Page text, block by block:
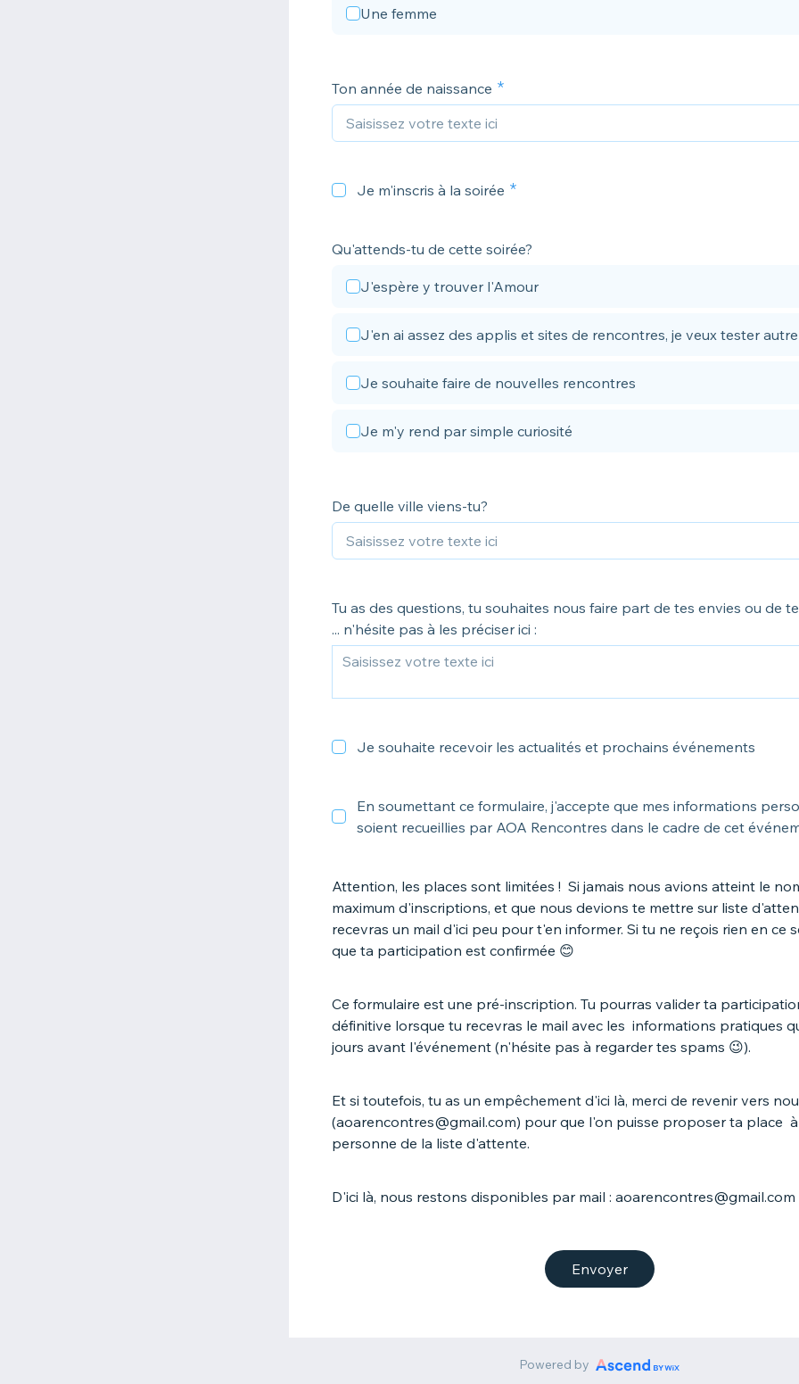
Une femme
Ton année de naissance
Je m'inscris à la soirée
Qu'attends-tu de cette soirée?
J'espère y trouver l'Amour
J'en ai assez des applis et sites de rencontres, je veux tester
Je souhaite faire de nouvelles rencontres
Je m'y rend par simple curiosité
De quelle ville viens-tu?
Tu as des questions, tu souhaites nous faire part de tes envies ou de
... n'hésite pas à les préciser ici :
Je souhaite recevoir les actualités et prochains événements
En soumettant ce formulaire, j'accepte que mes informations
soient recueillies par AOA Rencontres dans le cadre de cet
Attention, les places sont limitées ! Si jamais nous avions atteint le
maximum d'inscriptions, et que nous devions te mettre sur liste
recevras un mail d'ici peu pour t'en informer. Si tu ne reçois rien en ce
que ta participation est confirmée 😊
Ce formulaire est une pré-inscription. Tu pourras valider ta
définitive lorsque tu recevras le mail avec les informations pratiques
jours avant l'événement (n'hésite pas à regarder tes spams 😉).
Et si toutefois, tu as un empêchement d'ici là, merci de revenir vers
(aoarencontres@gmail.com) pour que l'on puisse proposer ta place
personne de la liste d'attente.
D'ici là, nous restons disponibles par mail : aoarencontres@gmail.com
Envoyer
Powered by